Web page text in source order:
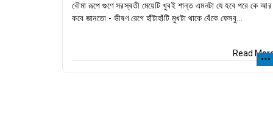
বৌমা রূপে গুণে সরস্বতী মেয়েটি খুবই শান্ত এমনটা যে হবে পরে কে আর
কবে জানতো - ভীষণ রেগে হাঁটাহাঁটি মুখটা থাকে বেঁকে ফেসবু...
Read